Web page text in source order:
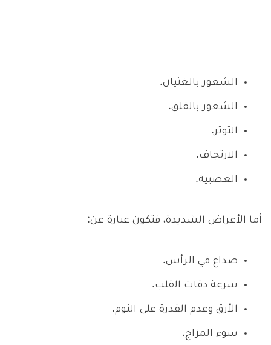
الشعور بالغثيان.
الشعور بالقلق.
التوتر.
الارتجاف.
العصبية.
أما الأعراض الشديدة، فتكون عبارة عن:
صداع في الرأس.
سرعة دقات القلب.
الأرق وعدم القدرة على النوم.
سوء المزاج.